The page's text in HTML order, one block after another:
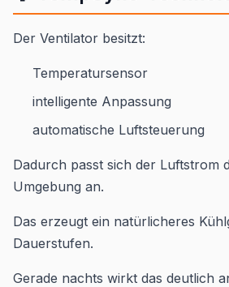
Der Ventilator besitzt:
Temperatursensor
intelligente Anpassung
automatische Luftsteuerung
Dadurch passt sich der Luftstrom
Umgebung an.
Das erzeugt ein natürlicheres
Dauerstufen.
Gerade nachts wirkt das deutlich